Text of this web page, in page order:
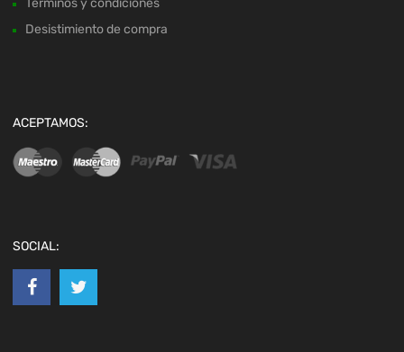
Términos y condiciones
Desistimiento de compra
ACEPTAMOS:
SOCIAL: